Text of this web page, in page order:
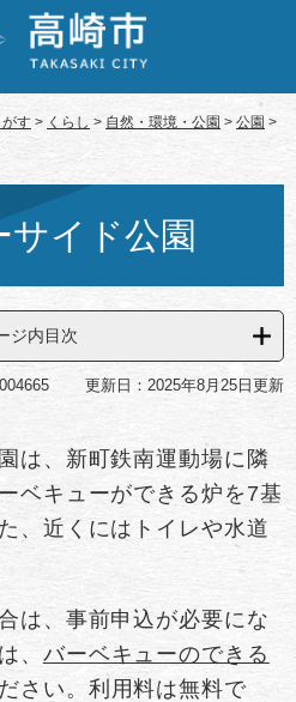
す > くらし > 自然・環境・公園 > 公園 >
サイド公園
ジ内目次
更新日：2025年8月25日更新
は、新町鉄南運動場に隣
ベキューができる炉を7基
、近くにはトイレや水道
は、事前申込が必要にな
、 バーベキューのできる
さい。利用料は無料で